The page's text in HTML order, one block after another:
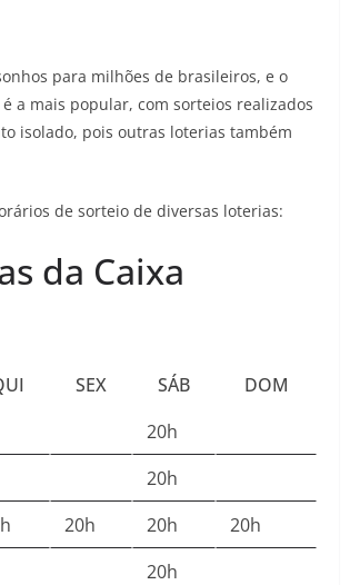
para milhões de brasileiros, e o
a mais popular, com sorteios realizados
isolado, pois outras loterias também
de sorteio de diversas loterias:
da Caixa
SEX SÁB
DOM
20h
20h
20h 20h
20h
20h